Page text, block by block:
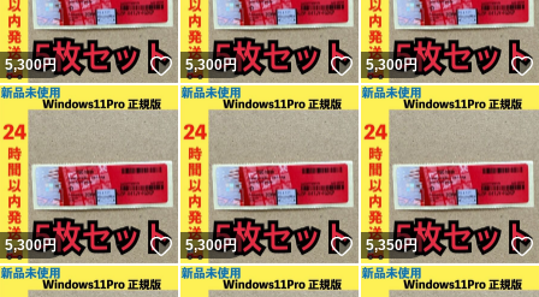
5,300円 いいね！
5,300円 いいね！
5,300円
5,300円 いいね！
5,300円 いいね！
5,350円